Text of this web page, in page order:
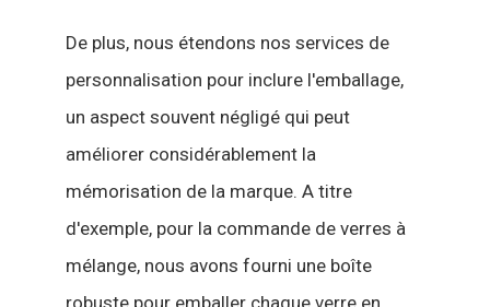
De plus, nous étendons nos services de
personnalisation pour inclure l'emballage,
un aspect souvent négligé qui peut
améliorer considérablement la
mémorisation de la marque. A titre
d'exemple, pour la commande de verres à
mélange, nous avons fourni une boîte